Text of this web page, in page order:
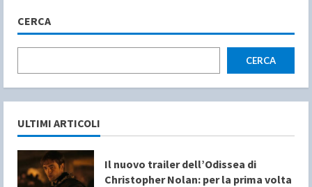
di
da
articoli
CERCA
CERCA
ULTIMI ARTICOLI
Il nuovo trailer dell’Odissea di
Christopher Nolan: per la prima volta